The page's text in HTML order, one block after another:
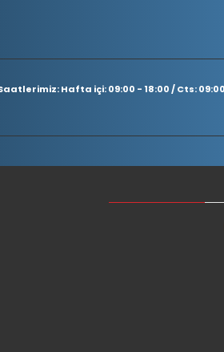
Hafta içi: 09:00 - 18:00 / Cts: